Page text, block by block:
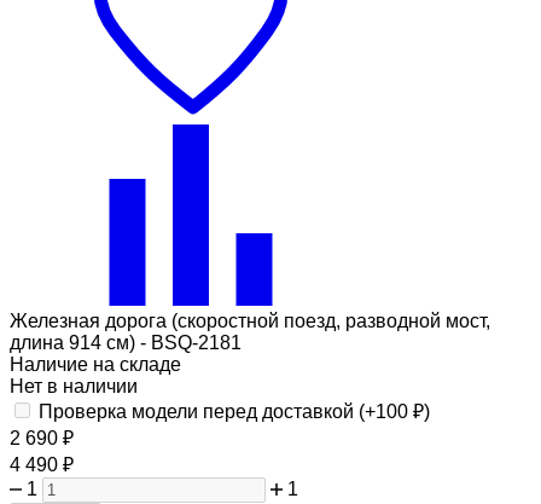
Железная дорога (скоростной поезд, разводной мост,
длина 914 см) - BSQ-2181
Наличие на складе
Нет в наличии
Проверка модели перед доставкой (+100 ₽)
2 690 ₽
4 490 ₽
1
1